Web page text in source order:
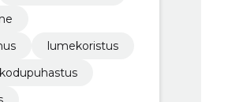
lumekoristus
kodupuhastus